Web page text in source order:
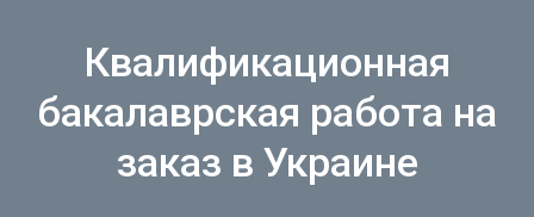
Квалификационная
бакалаврская работа на
заказ в Украине